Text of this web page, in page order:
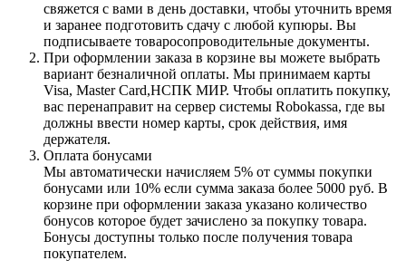
свяжется с вами в день доставки, чтобы уточнить время
и заранее подготовить сдачу с любой купюры. Вы
подписываете товаросопроводительные документы.
При оформлении заказа в корзине вы можете выбрать
вариант безналичной оплаты. Мы принимаем карты
Visa, Master Card,НСПК МИР. Чтобы оплатить покупку,
вас перенаправит на сервер системы Robokassa, где вы
должны ввести номер карты, срок действия, имя
держателя.
Оплата бонусами
Мы автоматически начисляем 5% от суммы покупки
бонусами или 10% если сумма заказа более 5000 руб. В
корзине при оформлении заказа указано количество
бонусов которое будет зачислено за покупку товара.
Бонусы доступны только после получения товара
покупателем.